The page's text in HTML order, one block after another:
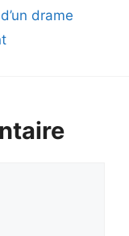
drame